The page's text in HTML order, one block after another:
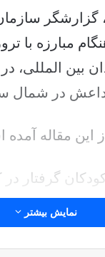
گزارشگر
مبارزه با
بین المللی،
در شمال
این مقاله
گرفتار
فروپاشی
بسیاری
تاخیر
نمایش بیشتر